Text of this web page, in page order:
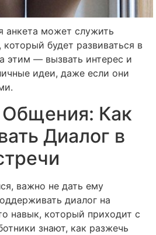
анкета может служить
будет развиваться в
этим — вызвать интерес и
идеи, даже если они
Общения: Как
Диалог в
важно не дать ему
диалог на
навык, который приходит с
знают, как разжечь